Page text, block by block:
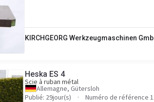
KIRCHGEORG Werkzeugmaschinen
Heska ES 4
Scie à ruban métal
Allemagne, Gütersloh
Publié: 29jour(s)
Numéro de référence